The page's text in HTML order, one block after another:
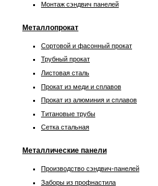
Монтаж сэндвич панелей
Металлопрокат
Сортовой и фасонный прокат
Трубный прокат
Листовая сталь
Прокат из меди и сплавов
Прокат из алюминия и сплавов
Титановые трубы
Сетка стальная
Металлические панели
Производство сэндвич-панелей
Заборы из профнастила